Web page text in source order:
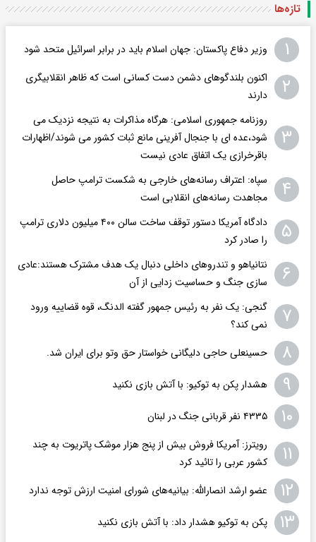
تازه‌ها
۱ وزیر دفاع پاکستان: جهان اسلام باید در برابر اسرائیل متحد شود
۲
اکنون بلندگوهای دشمن دست کسانی است که ظاهر انقلابیگری
دارند
۳
روزنامه جمهوری اسلامی: هرگاه مذاکرات به نتیجه نزدیک می
شود،عده ای با جنجال آفرینی مانع ثبات کشور می شوند/اظهارات
باقرخرازی یک اتفاق عادی نیست
۴
سپاه: اعتراف رسانه‌های خارجی به شکست ترامپ حاصل
مجاهدت رسانه‌های انقلابی است
۵
دادگاه آمریکا دستور توقف ساخت سالن ۴۰۰ میلیون دلاری ترامپ
را صادر کرد
۶
نتانیاهو و تندروهای داخلی دنبال یک هدف مشترک هستند:عادی
سازی جنگ و حساسیت زدایی از آن
۷
گنجی: یک نفر به رئیس جمهور گفته الدنگ، قوه قضاییه ورود
نمی کند؟
۸ حسینعلی حاجی دلیگانی خواستار حق وتو برای ایران شد.
۹ هشدار پکن به توکیو: با آتش بازی نکنید
۱۰ ۴۳۳۵ نفر قربانی جنگ در لبنان
۱۱
رویترز: آمریکا فروش بیش از پنج هزار موشک پاتریوت به چند
کشور عربی را تائید کرد
۱۲ عضو ارشد انصارالله: بیانیه‌های شورای امنیت ارزش توجه ندارد
۱۳ پکن به توکیو هشدار داد: با آتش بازی نکنید